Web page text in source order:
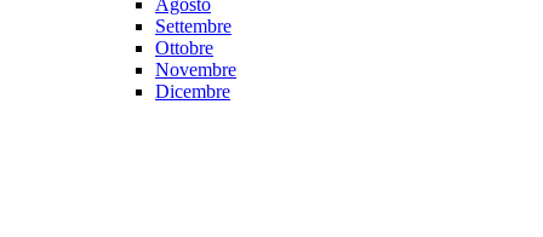
Agosto
Settembre
Ottobre
Novembre
Dicembre